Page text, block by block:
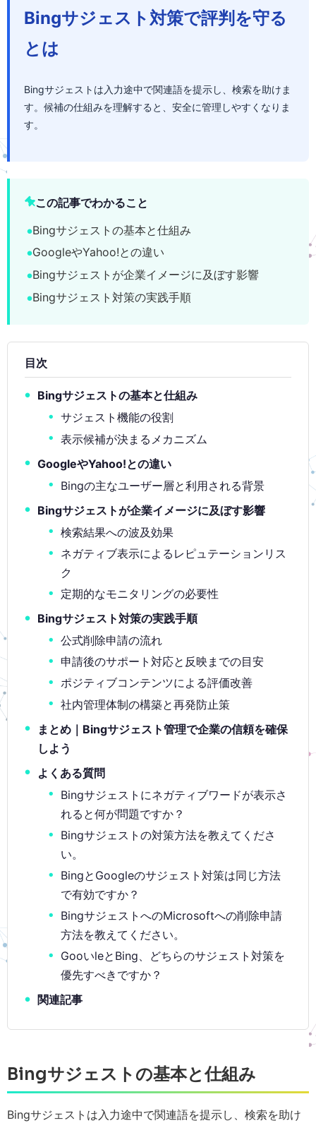
Bingサジェスト対策で評判を守る
とは
Bingサジェストは入力途中で関連語を提示し、検索を助けま
す。候補の仕組みを理解すると、安全に管理しやすくなりま
す。
この記事でわかること
Bingサジェストの基本と仕組み
GoogleやYahoo!との違い
Bingサジェストが企業イメージに及ぼす影響
Bingサジェスト対策の実践手順
目次
Bingサジェストの基本と仕組み
サジェスト機能の役割
表示候補が決まるメカニズム
GoogleやYahoo!との違い
Bingの主なユーザー層と利用される背景
Bingサジェストが企業イメージに及ぼす影響
検索結果への波及効果
ネガティブ表示によるレピュテーションリス
ク
定期的なモニタリングの必要性
Bingサジェスト対策の実践手順
公式削除申請の流れ
申請後のサポート対応と反映までの目安
ポジティブコンテンツによる評価改善
社内管理体制の構築と再発防止策
まとめ｜Bingサジェスト管理で企業の信頼を確保
しよう
よくある質問
Bingサジェストにネガティブワードが表示さ
れると何が問題ですか？
Bingサジェストの対策方法を教えてくださ
い。
BingとGoogleのサジェスト対策は同じ方法
で有効ですか？
BingサジェストへのMicrosoftへの削除申請
方法を教えてください。
GooいleとBing、どちらのサジェスト対策を
優先すべきですか？
関連記事
Bingサジェストの基本と仕組み
Bingサジェストは入力途中で関連語を提示し、検索を助け